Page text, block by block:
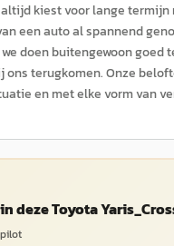
kiest voor lange
een auto al spannend
doen buitengewoon
terugkomen. Onze
en met elke vorm van
deze Toyota